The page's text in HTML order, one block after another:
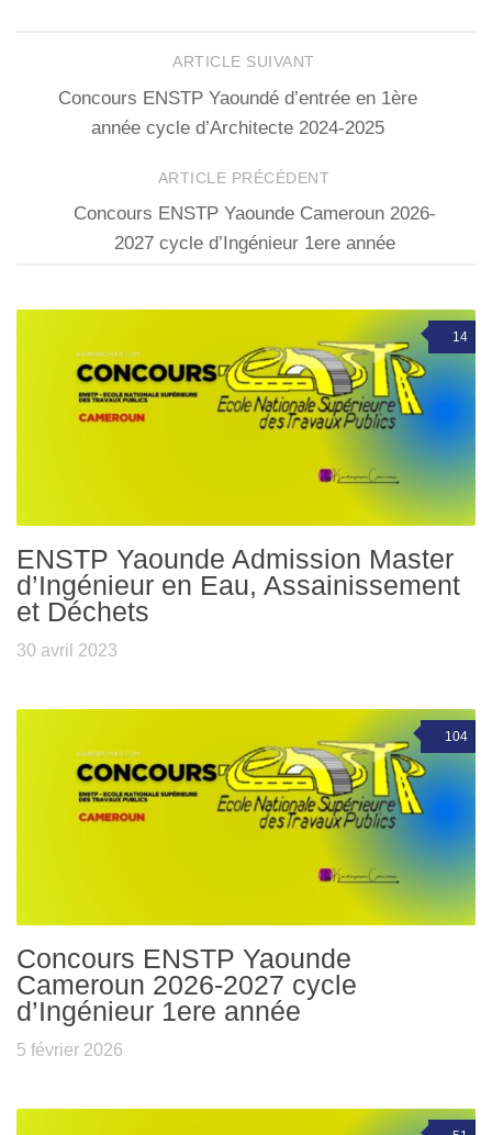
ARTICLE SUIVANT
Concours ENSTP Yaoundé d’entrée en 1ère
année cycle d’Architecte 2024-2025
ARTICLE PRÉCÉDENT
Concours ENSTP Yaounde Cameroun 2026-
2027 cycle d’Ingénieur 1ere année
14
ENSTP Yaounde Admission Master
d’Ingénieur en Eau, Assainissement
et Déchets
30 avril 2023
104
Concours ENSTP Yaounde
Cameroun 2026-2027 cycle
d’Ingénieur 1ere année
5 février 2026